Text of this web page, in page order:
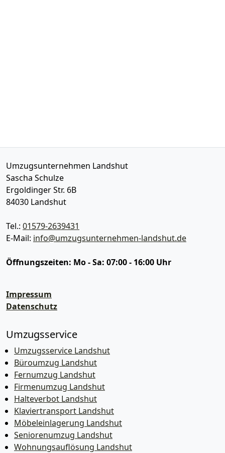
Umzugsunternehmen Landshut
Sascha Schulze
Ergoldinger Str. 6B
84030 Landshut
Tel.: 01579-2639431
E-Mail: info@umzugsunternehmen-landshut.de
Öffnungszeiten: Mo - Sa: 07:00 - 16:00 Uhr
Impressum
Datenschutz
Umzugsservice
Umzugsservice Landshut
Büroumzug Landshut
Fernumzug Landshut
Firmenumzug Landshut
Halteverbot Landshut
Klaviertransport Landshut
Möbeleinlagerung Landshut
Seniorenumzug Landshut
Wohnungsauflösung Landshut